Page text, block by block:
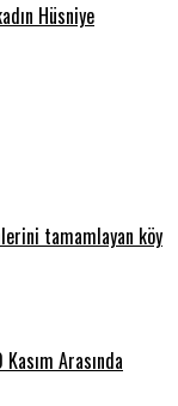
Hüsniye
tamamlayan köy
Arasında